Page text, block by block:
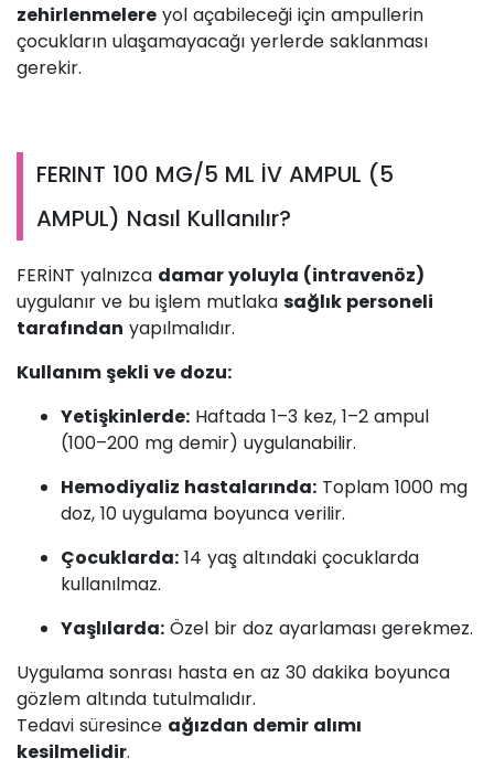
zehirlenmelere yol açabileceği için ampullerin
çocukların ulaşamayacağı yerlerde saklanması
gerekir.
FERINT 100 MG/5 ML İV AMPUL (5
AMPUL) Nasıl Kullanılır?
FERİNT yalnızca damar yoluyla (intravenöz)
uygulanır ve bu işlem mutlaka sağlık personeli
tarafından yapılmalıdır.
Kullanım şekli ve dozu:
Yetişkinlerde: Haftada 1–3 kez, 1–2 ampul
(100–200 mg demir) uygulanabilir.
Hemodiyaliz hastalarında: Toplam 1000 mg
doz, 10 uygulama boyunca verilir.
Çocuklarda: 14 yaş altındaki çocuklarda
kullanılmaz.
Yaşlılarda: Özel bir doz ayarlaması gerekmez.
Uygulama sonrası hasta en az 30 dakika boyunca
gözlem altında tutulmalıdır.
Tedavi süresince ağızdan demir alımı
kesilmelidir.